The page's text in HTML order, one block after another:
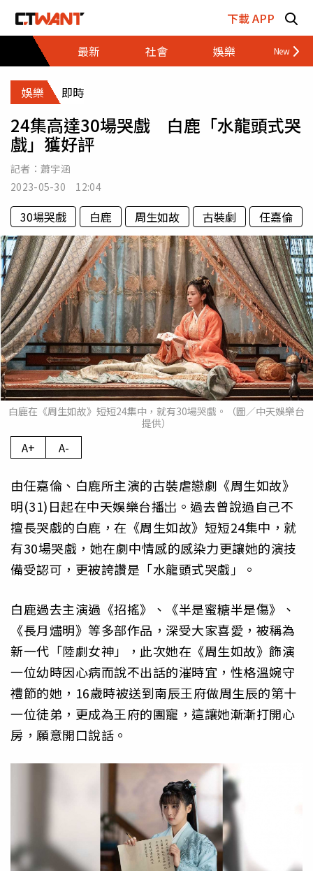
下載 APP
最新
社會 娛樂 財經
娛樂 即時
24集高達30場哭戲 白鹿「水龍頭式哭
戲」獲好評
記者： 蕭宇涵
2023-05-30 12:04
30場哭戲 白鹿 周生如故 古裝劇 任嘉倫
白鹿在《周生如故》短短24集中，就有30場哭戲。（圖／中天娛樂台
提供）
A+ A-
由任嘉倫、白鹿所主演的古裝虐戀劇《周生如故》
明(31)日起在中天娛樂台播岀。過去曾說過自己不
擅長哭戲的白鹿，在《周生如故》短短24集中，就
有30場哭戲，她在劇中情感的感染力更讓她的演技
備受認可，更被誇讚是「水龍頭式哭戲」。
白鹿過去主演過《招搖》、《半是蜜糖半是傷》、
《長月燼明》等多部作品，深受大家喜愛，被稱為
新一代「陸劇女神」，此次她在《周生如故》飾演
一位幼時因心病而說不出話的漼時宜，性格溫婉守
禮節的她，16歲時被送到南辰王府做周生辰的第十
一位徒弟，更成為王府的團寵，這讓她漸漸打開心
房，願意開口說話。